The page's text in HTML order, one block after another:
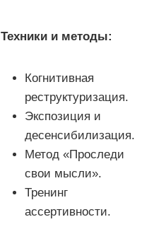
Техники и методы:
Когнитивная
реструктуризация.
Экспозиция и
десенсибилизация.
Метод «Проследи
свои мысли».
Тренинг
ассертивности.